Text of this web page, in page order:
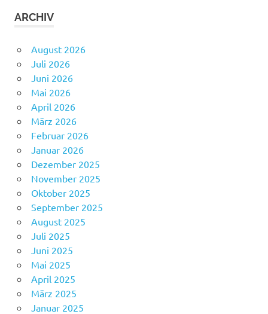
ARCHIV
August 2026
Juli 2026
Juni 2026
Mai 2026
April 2026
März 2026
Februar 2026
Januar 2026
Dezember 2025
November 2025
Oktober 2025
September 2025
August 2025
Juli 2025
Juni 2025
Mai 2025
April 2025
März 2025
Januar 2025